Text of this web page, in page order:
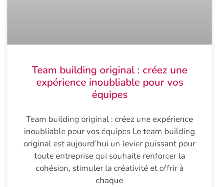
Team building original : créez une
expérience inoubliable pour vos
équipes
Team building original : créez une expérience
inoubliable pour vos équipes Le team building
original est aujourd’hui un levier puissant pour
toute entreprise qui souhaite renforcer la
cohésion, stimuler la créativité et offrir à
chaque